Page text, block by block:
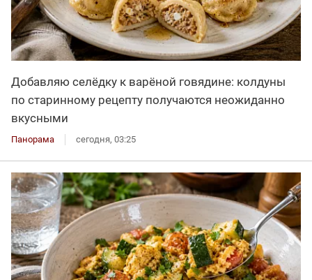
Добавляю селёдку к варёной говядине: колдуны
по старинному рецепту получаются неожиданно
вкусными
Панорама сегодня, 03:25